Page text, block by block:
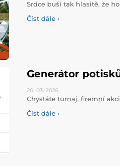
Srdce buší tak hlasitě, že
Číst dále ›
Generátor
20. 03. 2026
Chystáte turnaj, firemní
Číst dále ›